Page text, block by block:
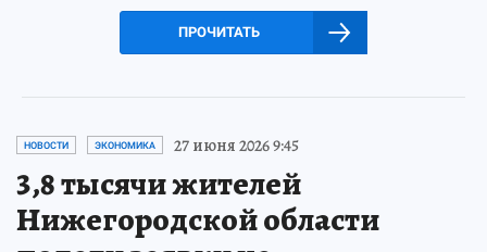
ПРОЧИТАТЬ
НОВОСТИ ЭКОНОМИКА 27 июня 2026 9:45
3,8 тысячи жителей
Нижегородской области